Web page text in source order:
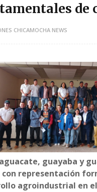
de
CHICAMOCHA NEWS
guayaba y
representación
agroindustrial en